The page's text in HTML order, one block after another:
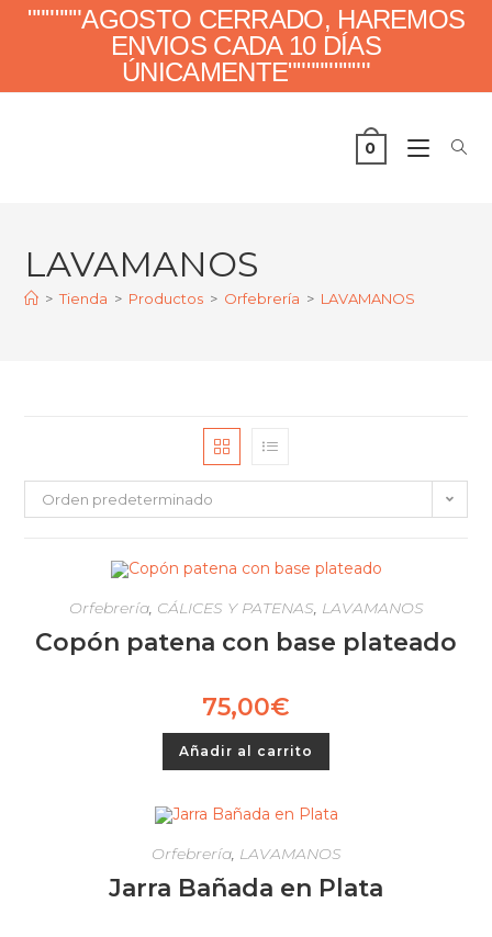
""""""AGOSTO CERRADO, HAREMOS
ENVIOS CADA 10 DÍAS
ÚNICAMENTE"""""""""
0
LAVAMANOS
> Tienda > Productos > Orfebrería > LAVAMANOS
Orden predeterminado
Orfebrería, CÁLICES Y PATENAS, LAVAMANOS
Copón patena con base plateado
75,00€
Añadir al carrito
Orfebrería, LAVAMANOS
Jarra Bañada en Plata